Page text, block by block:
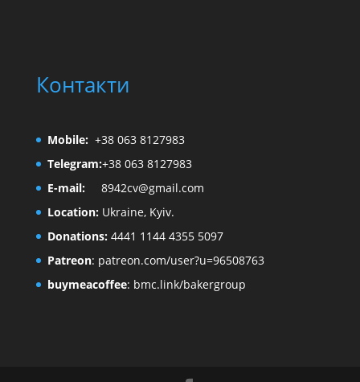
Контакти
Mobile: +38 063 8127983
Telegram:+38 063 8127983
E-mail:
8942cv@gmail.com
Location:Ukraine, Kyiv.
Donations:4441 1144 4355 5097
Patreon: patreon.com/user?u=96508763
buymeacoffee: bmc.link/bakergroup